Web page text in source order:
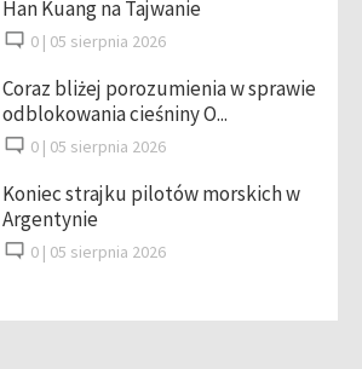
Han Kuang na Tajwanie
0 | 05 sierpnia 2026
Coraz bliżej porozumienia w sprawie
odblokowania cieśniny O...
0 | 05 sierpnia 2026
Koniec strajku pilotów morskich w
Argentynie
0 | 05 sierpnia 2026